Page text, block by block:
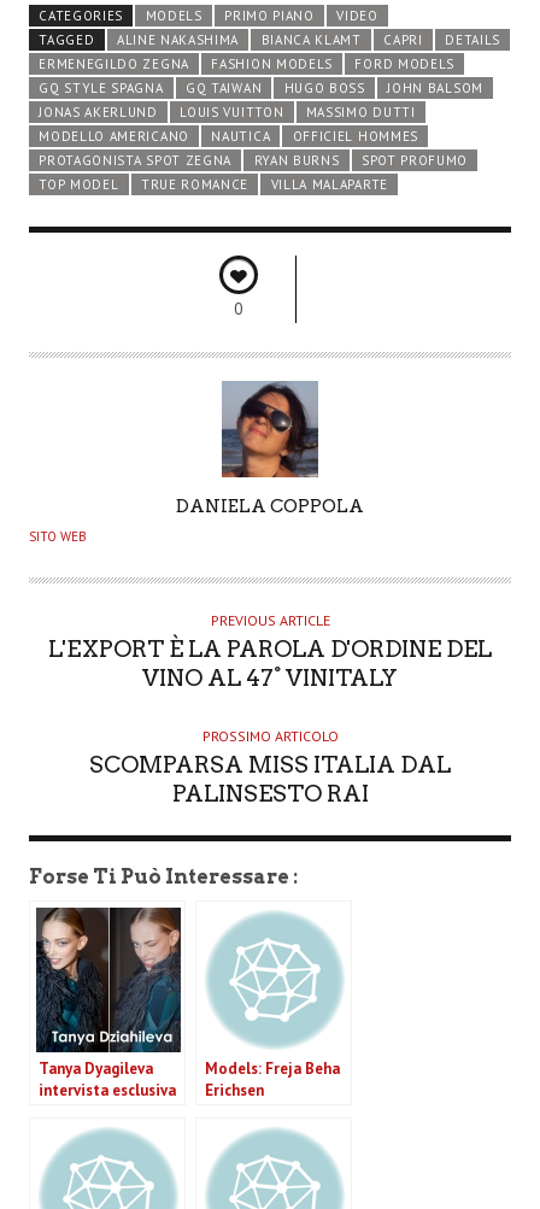
CATEGORIES MODELS PRIMO PIANO
VIDEO
TAGGED
ALINE NAKASHIMA BIANCA KLAMT CAPRI
DETAILS
ERMENEGILDO ZEGNA
FASHION MODELS
FORD MODELS
GQ STYLE SPAGNA
GQ TAIWAN HUGO BOSS
JOHN BALSOM
JONAS AKERLUND
LOUIS VUITTON
MASSIMO DUTTI
MODELLO AMERICANO
NAUTICA
OFFICIEL HOMMES
PROTAGONISTA SPOT ZEGNA
RYAN BURNS
SPOT PROFUMO
TOP MODEL
TRUE ROMANCE VILLA MALAPARTE
0
U
H
DANIELA COPPOLA
SITO WEB
PREVIOUS ARTICLE
L'EXPORT È LA PAROLA D'ORDINE DEL
VINO AL 47° VINITALY
PROSSIMO ARTICOLO
SCOMPARSA MISS ITALIA DAL
PALINSESTO RAI
Forse Ti Può Interessare :
Tanya Dyagileva
intervista esclusiva
bielorussa
Models: Freja Beha
Erichsen
Mario sorrenti per
Max Mara Eyewear